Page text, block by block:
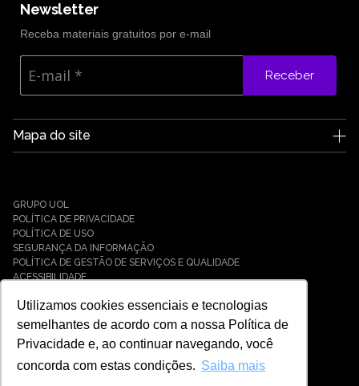
Utilizamos cookies essenciais e tecnologias
semelhantes de acordo com a nossa Política de
Privacidade e, ao continuar navegando, você
concorda com estas condições. Saiba mais
Newsletter
Receba materiais gratuitos por e-mail
Receber
Mapa do site
Notícias
Parceiros
Cases
Soluções
Cyber Resilience
Cyber Governance
Hybrid Cloud & Infrastructure
Payment Solutions
GRUPO UOL
POLÍTICA DE PRIVACIDADE
POLÍTICA DE USO
SEGURANÇA DA INFORMAÇÃO
POLÍTICA DE GESTÃO DE SERVIÇOS E QUALIDADE
ACESSIBILIDADE